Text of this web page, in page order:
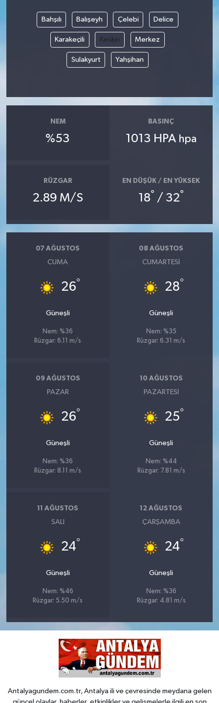
Bahşılı Balışeyh Çelebi Delice
Karakeçili Keskin Merkez
Sulakyurt Yahşihan
NEM
%53
BASINÇ
1013 HPA hpa
RÜZGAR
2.89 M/S
EN DÜŞÜK / EN YÜKSEK
18° / 32°
07 AĞUSTOS
CUMA
26°
Güneşli
Nem: %36
Rüzgar: 6.11 m/s
08 AĞUSTOS
CUMARTESI
28°
Güneşli
Nem: %35
Rüzgar: 6.31 m/s
09 AĞUSTOS
PAZAR
26°
Güneşli
Nem: %36
Rüzgar: 8.11 m/s
10 AĞUSTOS
PAZARTESI
25°
Güneşli
Nem: %44
Rüzgar: 7.81 m/s
11 AĞUSTOS
SALI
24°
Güneşli
Nem: %46
Rüzgar: 5.50 m/s
12 AĞUSTOS
ÇARŞAMBA
24°
Güneşli
Nem: %36
Rüzgar: 4.81 m/s
Antalyagundem.com.tr, Antalya ili ve çevresinde meydana gelen